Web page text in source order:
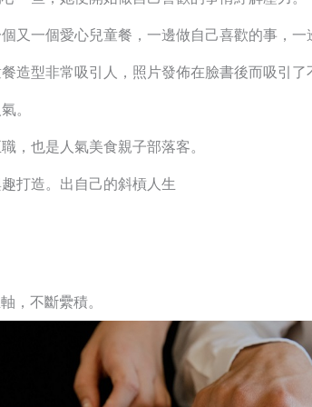
又一個愛心兒童餐，一邊做自己喜歡的事，一
造型非常吸引人，照片發佈在臉書後而吸引了
。
，也是人氣美食親子部落客。
打造。 出自己的斜槓人生
，不斷纍積。